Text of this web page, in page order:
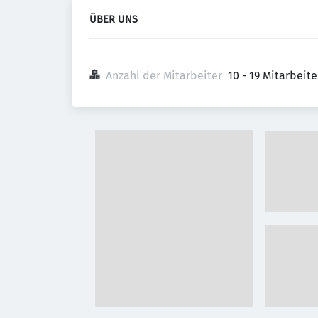
ÜBER UNS
Anzahl der Mitarbeiter 10 - 19